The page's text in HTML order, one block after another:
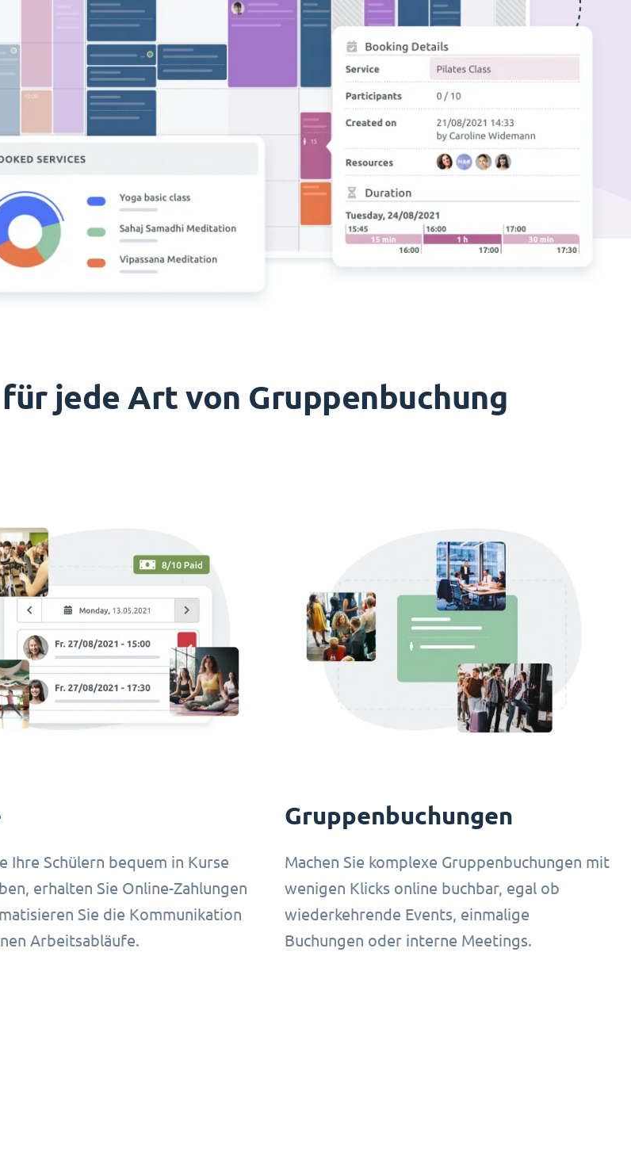
jede Art von Gruppenbuchung
Ihre Schülern bequem in Kurse
erhalten Sie Online-Zahlungen
Sie die Kommunikation
Arbeitsabläufe.
Gruppenbuchungen
Machen Sie komplexe Gruppenbuchungen mit
wenigen Klicks online buchbar, egal ob
wiederkehrende Events, einmalige
Buchungen oder interne Meetings.